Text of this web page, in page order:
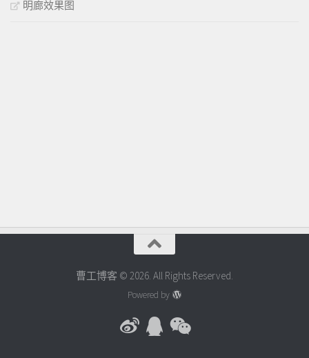
明廊效果图
曹工博客 © 2026. All Rights Reserved.
Powered by